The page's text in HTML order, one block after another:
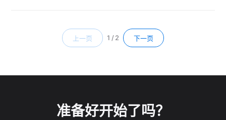
上一页 1 / 2 下一页
准备好开始了吗？